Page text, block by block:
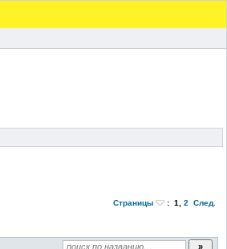
Страницы : 1 2 След.